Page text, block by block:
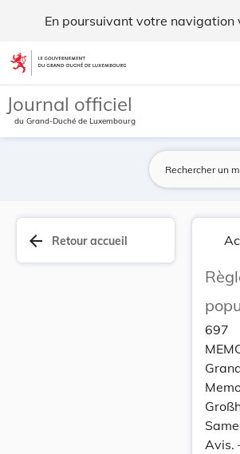
En poursuivant votre navigation
Aller au contenu
Journal officiel
du Grand-Duché de Luxembourg
arrow_back Retour accueil
697
Avis.